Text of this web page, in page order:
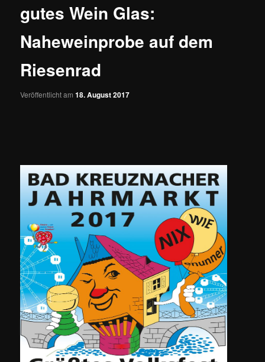
gutes Wein Glas:
Naheweinprobe auf dem
Riesenrad
Veröffentlicht am18. August 2017